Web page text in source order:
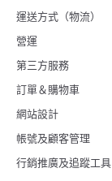
運送方式（物流）
營運
第三方服務
訂單＆購物車
網站設計
帳號及顧客管理
行銷推廣及追蹤工具